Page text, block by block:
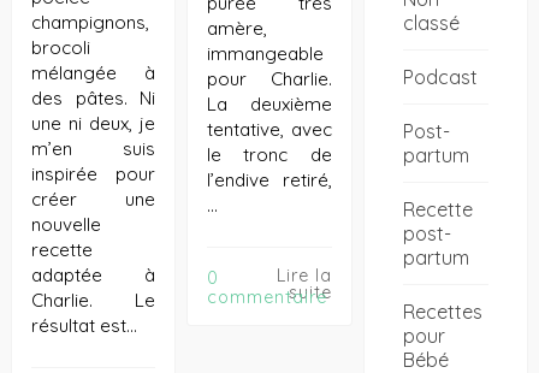
champignons,
brocoli
mélangée à
des pâtes. Ni
une ni deux, je
m’en suis
inspirée pour
créer une
nouvelle
recette
adaptée à
Charlie. Le
résultat est…
amère,
immangeable
pour Charlie.
La deuxième
tentative, avec
le tronc de
l’endive retiré,
…
0
commentaire
Lire la
suite
classé
Podcast
Post-
partum
Recette
post-
partum
Recettes
pour
Bébé